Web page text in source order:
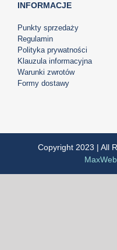
INFORMACJE
Punkty sprzedaży
Regulamin
Polityka prywatności
Klauzula informacyjna
Warunki zwrotów
Formy dostawy
Copyright 2023 | All